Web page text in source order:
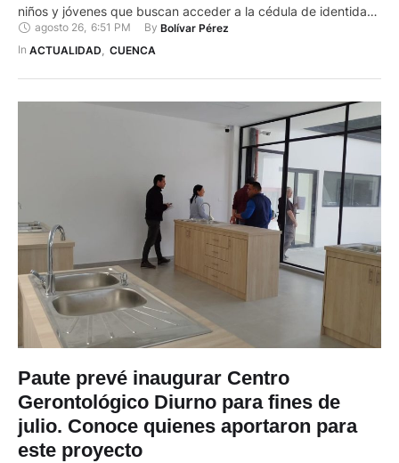
niños y jóvenes que buscan acceder a la cédula de identidad.
El documento es indispensable para cumplir diferentes
trámites previo al inicio del nuevo período lectivo escolar
agosto 26, 6:51 PM By Bolívar Pérez
In ACTUALIDAD CUENCA
Paute prevé inaugurar Centro
Gerontológico Diurno para fines de
julio. Conoce quienes aportaron para
este proyecto